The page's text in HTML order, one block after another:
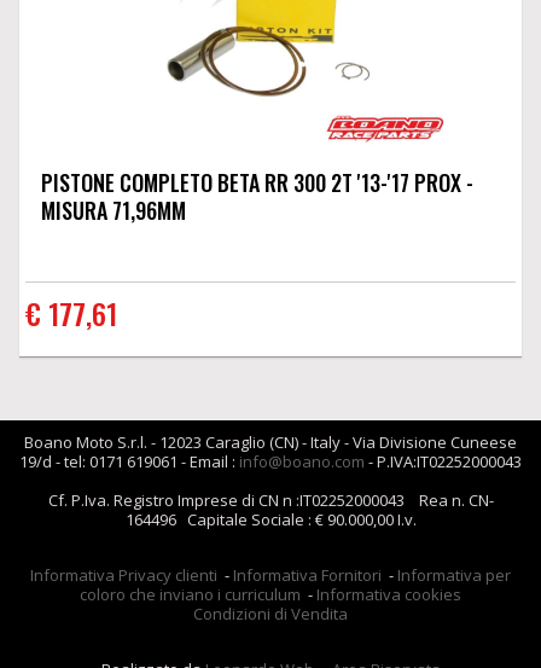
PISTONE COMPLETO BETA RR 300 2T '13-'17 PROX -
MISURA 71,96MM
€ 177,61
Boano Moto S.r.l. - 12023 Caraglio (CN) - Italy - Via Divisione Cuneese
19/d - tel: 0171 619061 - Email : info@boano.com - P.IVA:IT02252000043
Cf. P.Iva. Registro Imprese di CN n :IT02252000043 Rea n. CN-
164496 Capitale Sociale : € 90.000,00 I.v.
Informativa Privacy clienti - Informativa Fornitori - Informativa per
coloro che inviano i curriculum - Informativa cookies
Condizioni di Vendita